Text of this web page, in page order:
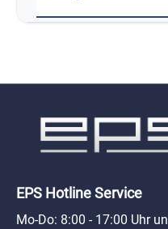
EPS Hotline Service
Mo-Do: 8:00 - 17:00 Uhr